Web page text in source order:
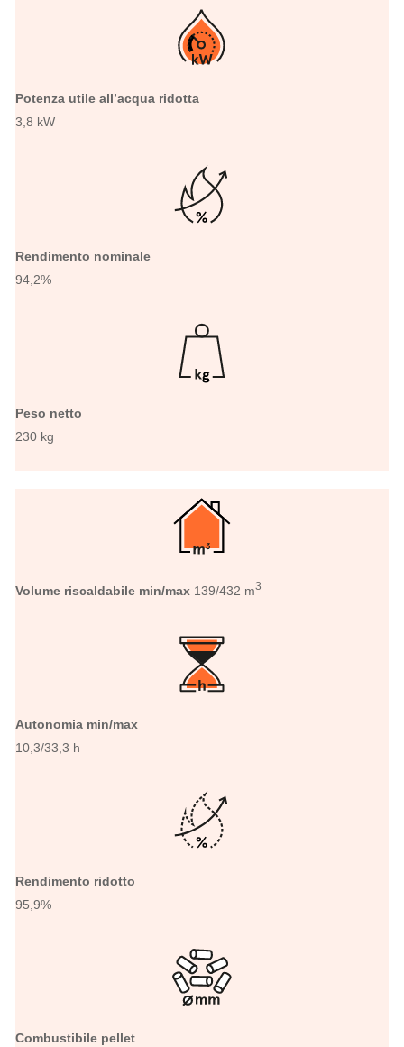
Potenza utile all’acqua ridotta
3,8 kW
Rendimento nominale
94,2%
Peso netto
230 kg
Volume riscaldabile min/max 139/432 m3
Autonomia min/max
10,3/33,3 h
Rendimento ridotto
95,9%
Combustibile pellet